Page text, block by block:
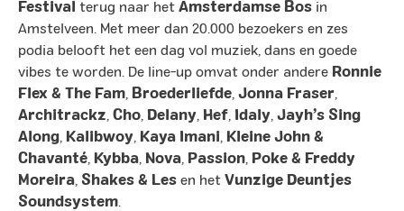
Festival terug naar het Amsterdamse Bos in
Amstelveen. Met meer dan 20.000 bezoekers en zes
podia belooft het een dag vol muziek, dans en goede
vibes te worden. De line-up omvat onder andere Ronnie
Flex & The Fam, Broederliefde, Jonna Fraser,
Architrackz, Cho, Delany, Hef, Idaly, Jayh’s Sing
Along, Kalibwoy, Kaya Imani, Kleine John &
Chavanté, Kybba, Nova, Passion, Poke & Freddy
Moreira, Shakes & Les en het Vunzige Deuntjes
Soundsystem. ​